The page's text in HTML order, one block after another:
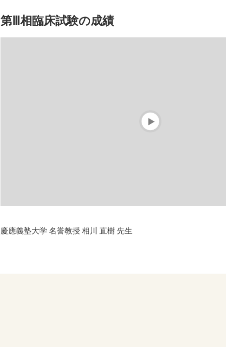
第Ⅲ相臨床試験の成績
慶應義塾大学 名誉教授 相川 直樹 先生